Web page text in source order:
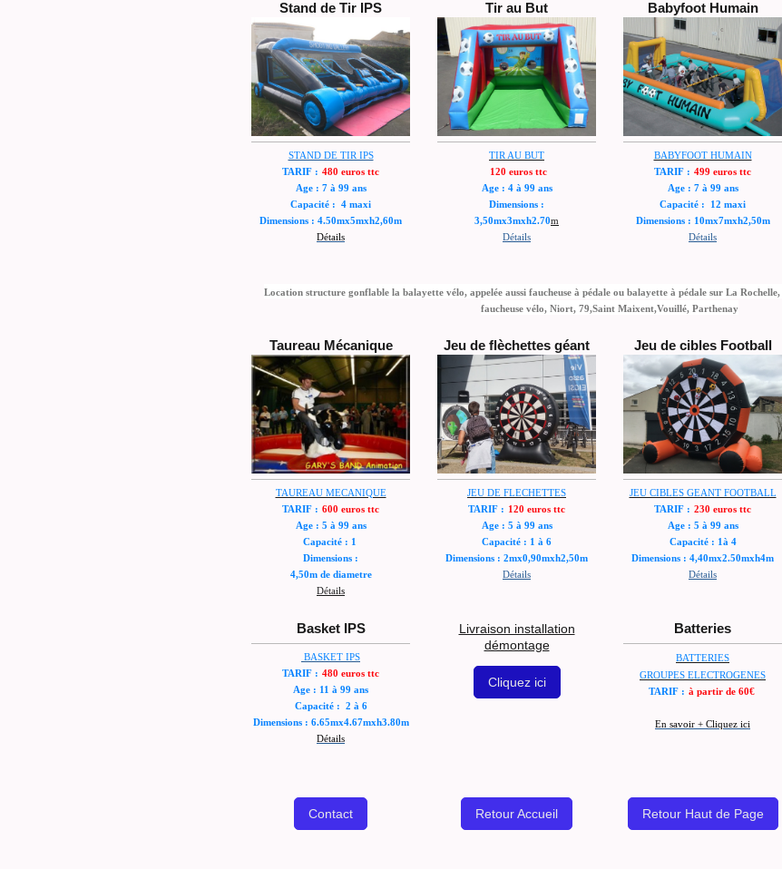
Stand de Tir IPS
STAND DE TIR IPS
TARIF : 480 euros ttc
Age : 7 à 99 ans
Capacité : 4 maxi
Dimensions : 4.50mx5mxh2,60m
Détails
Tir au But
TIR AU BUT
120 euros ttc
Age : 4 à 99 ans
Dimensions :
3,50mx3mxh2.70m
Détails
Babyfoot Humain
BABYFOOT HUMAIN
TARIF : 499 euros ttc
Age : 7 à 99 ans
Capacité : 12 maxi
Dimensions : 10mx7mxh2,50m
Détails
Location structure gonflable la balayette vélo, appelée aussi faucheuse à pédale ou balayette à pédale sur La
faucheuse vélo, Niort, 79,Saint Maixent,Vouillé, Parthenay
Taureau Mécanique
TAUREAU MECANIQUE
TARIF : 600 euros ttc
Age : 5 à 99 ans
Capacité : 1
Dimensions :
4,50m de diametre
Détails
Jeu de flèchettes géant
JEU DE FLECHETTES
TARIF : 120 euros ttc
Age : 5 à 99 ans
Capacité : 1 à 6
Dimensions : 2mx0,90mxh2,50m
Détails
Jeu de cibles Football
JEU CIBLES GEANT FOOTBALL
TARIF : 230 euros ttc
Age : 5 à 99 ans
Capacité : 1à 4
Dimensions : 4,40mx2.50mxh4m
Détails
Basket IPS
BASKET IPS
TARIF : 480 euros ttc
Age : 11 à 99 ans
Capacité : 2 à 6
Dimensions : 6.65mx4.67mxh3.80m
Détails
Livraison installation
démontage
Cliquez ici
Batteries
BATTERIES
GROUPES ELECTROGENES
TARIF : à partir de 60€
En savoir + Cliquez ici
Contact Retour Accueil Retour Haut de Page